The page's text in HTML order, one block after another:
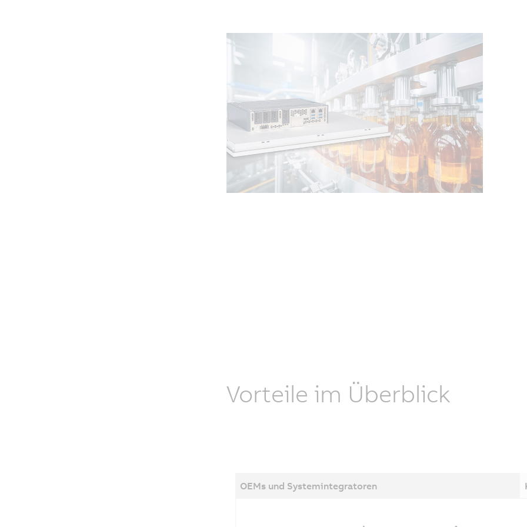
Vorteile im Überblick
OEMs und Systemintegratoren